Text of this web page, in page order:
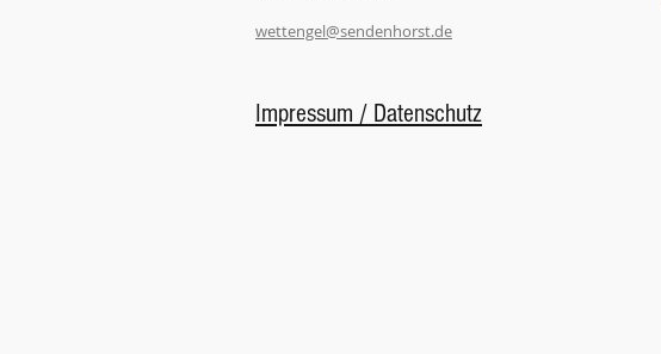
wettengel@sendenhorst.de
Impressum / Datenschutz